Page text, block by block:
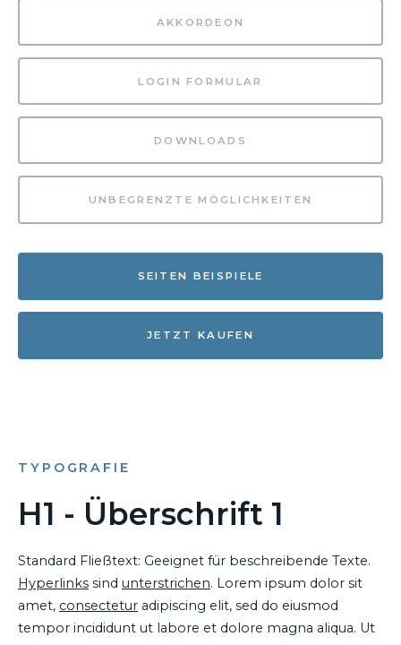
AKKORDEON
LOGIN FORMULAR
DOWNLOADS
UNBEGRENZTE MÖGLICHKEITEN
SEITEN BEISPIELE
JETZT KAUFEN
TYPOGRAFIE
H1 - Überschrift 1
Standard Fließtext: Geeignet für beschreibende Texte.
Hyperlinks sind unterstrichen. Lorem ipsum dolor sit
amet, consectetur adipiscing elit, sed do eiusmod
tempor incididunt ut labore et dolore magna aliqua. Ut